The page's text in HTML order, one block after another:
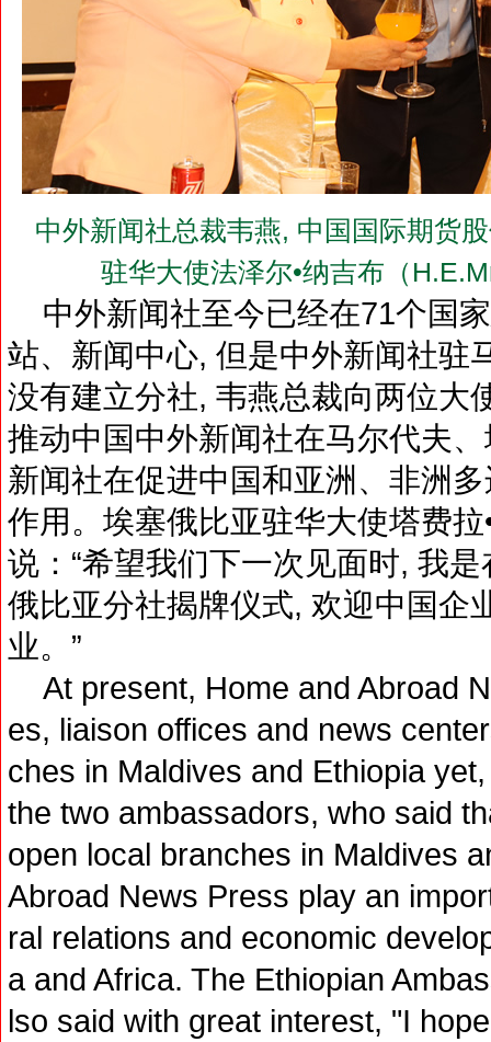
中外新闻社总裁韦燕, 中国国际期货
驻华大使法泽尔•纳吉布（
中外新闻社至今已经在71个国
站、新闻中心, 但是中外新闻社驻
没有建立分社, 韦燕总裁向两位大
推动中国中外新闻社在马尔代夫
新闻社在促进中国和亚洲、非洲
作用。埃塞俄比亚驻华大使塔费
说：“希望我们下一次见面时, 我
俄比亚分社揭牌仪式, 欢迎中国企
业。”
At present, Home and Abroad
es, liaison offices and news
ches in Maldives and Ethiopia
the two ambassadors, who said
open local branches in Maldives
Abroad News Press play an
ral relations and economic
a and Africa. The Ethiopian
lso said with great interest, "I